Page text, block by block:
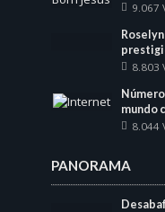
9.067
8.803
mundo
8.044
PANORAMA